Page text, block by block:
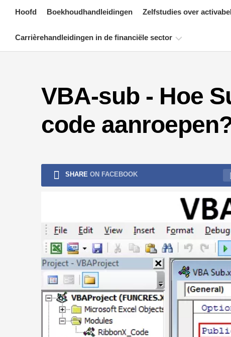
Hoofd Boekhoudhandleidingen Zelfstudies over
Carrièrehandleidingen in de financiële sector
financiële
certificering
Tutorials
Volledige
VBA-sub - Hoe
code
SHARE ON FACEBOOK